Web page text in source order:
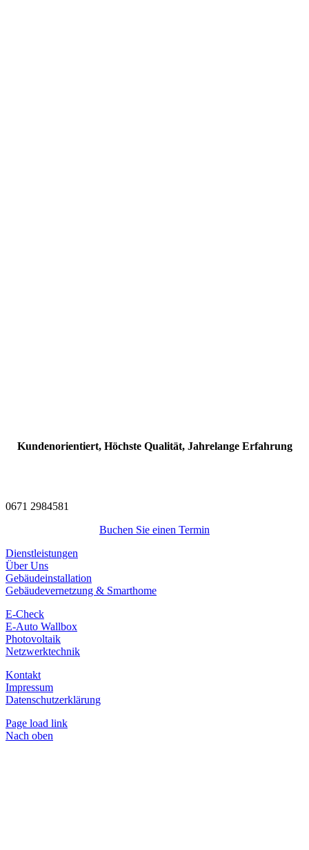
Kundenorientiert, Höchste Qualität, Jahrelange Erfahrung
0671 2984581
Buchen Sie einen Termin
Dienstleistungen
Über Uns
Gebäudeinstallation
Gebäudevernetzung & Smarthome
E-Check
E-Auto Wallbox
Photovoltaik
Netzwerktechnik
Kontakt
Impressum
Datenschutzerklärung
Page load link
Nach oben